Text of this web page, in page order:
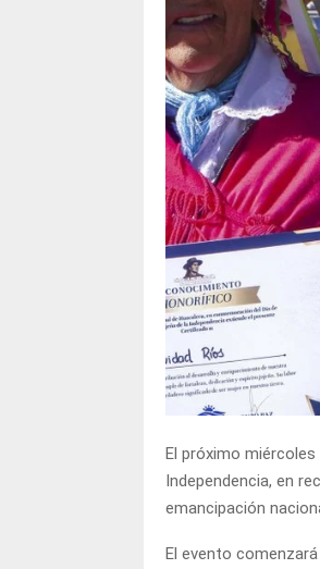
El próximo miércoles
Independencia, en
emancipación
El evento